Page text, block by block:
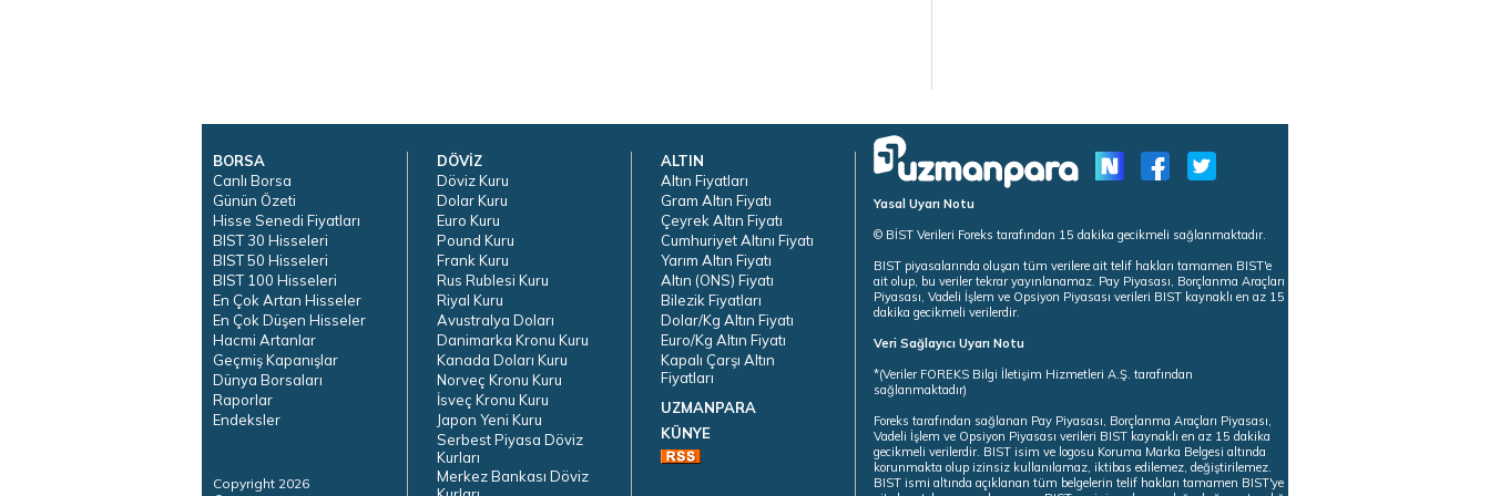
BORSA
Canlı Borsa
Günün Özeti
Hisse Senedi Fiyatları
BIST 30 Hisseleri
BIST 50 Hisseleri
BIST 100 Hisseleri
En Çok Artan Hisseler
En Çok Düşen Hisseler
Hacmi Artanlar
Geçmiş Kapanışlar
Dünya Borsaları
Raporlar
Endeksler
Copyright 2026
DÖVİZ
Döviz Kuru
Dolar Kuru
Euro Kuru
Pound Kuru
Frank Kuru
Rus Rublesi Kuru
Riyal Kuru
Avustralya Doları
Danimarka Kronu Kuru
Kanada Doları Kuru
Norveç Kronu Kuru
İsveç Kronu Kuru
Japon Yeni Kuru
Serbest Piyasa Döviz
Kurları
Merkez Bankası Döviz
ALTIN
Altın Fiyatları
Gram Altın Fiyatı
Çeyrek Altın Fiyatı
Cumhuriyet Altını Fiyatı
Yarım Altın Fiyatı
Altın (ONS) Fiyatı
Bilezik Fiyatları
Dolar/Kg Altın Fiyatı
Euro/Kg Altın Fiyatı
Kapalı Çarşı Altın
Fiyatları
UZMANPARA
KÜNYE
Yasal Uyarı Notu
© BİST Verileri Foreks tarafından 15 dakika gecikmeli sağlanmaktadır.
BIST piyasalarında oluşan tüm verilere ait telif hakları tamamen BIST'e
ait olup, bu veriler tekrar yayınlanamaz. Pay Piyasası, Borçlanma Araçları
Piyasası, Vadeli İşlem ve Opsiyon Piyasası verileri BIST kaynaklı en az 15
dakika gecikmeli verilerdir.
Veri Sağlayıcı Uyarı Notu
*(Veriler FOREKS Bilgi İletişim Hizmetleri A.Ş. tarafından
sağlanmaktadır)
Foreks tarafından sağlanan Pay Piyasası, Borçlanma Araçları Piyasası,
Vadeli İşlem ve Opsiyon Piyasası verileri BIST kaynaklı en az 15 dakika
gecikmeli verilerdir. BIST isim ve logosu Koruma Marka Belgesi altında
korunmakta olup izinsiz kullanılamaz, iktibas edilemez, değiştirilemez.
BIST ismi altında açıklanan tüm belgelerin telif hakları tamamen BIST'ye